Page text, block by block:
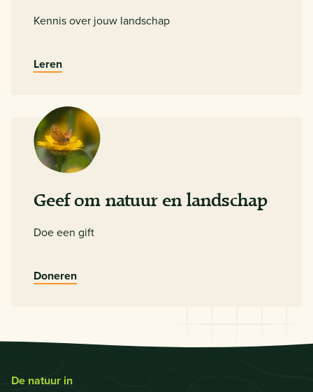
Kennis over jouw landschap
Leren
Geef om natuur en landschap
Doe een gift
Doneren
De natuur in